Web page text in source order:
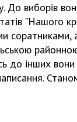
До виборів
"Нашого
соратниками,
до інших